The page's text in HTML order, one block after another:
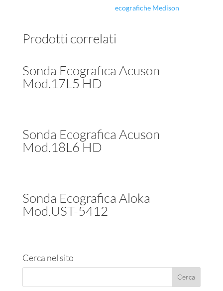
ecografiche Medison
Prodotti correlati
Sonda Ecografica Acuson
Mod.17L5 HD
Sonda Ecografica Acuson
Mod.18L6 HD
Sonda Ecografica Aloka
Mod.UST-5412
Cerca nel sito